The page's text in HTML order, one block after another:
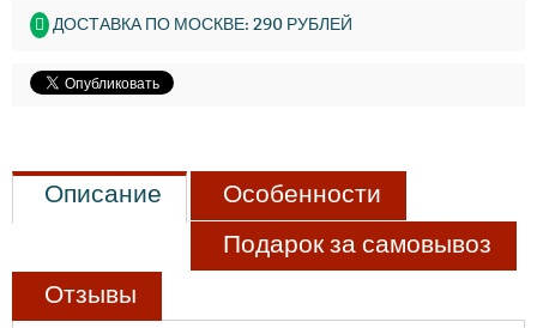
ДОСТАВКА ПО МОСКВЕ: 290 РУБЛЕЙ
Описание
Особенности
Подарок за самовывоз
Отзывы